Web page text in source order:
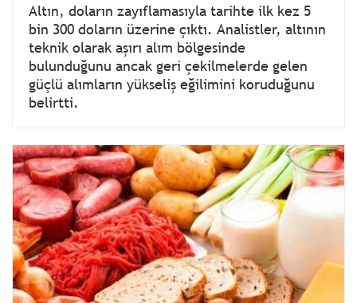
Altın, doların zayıflamasıyla tarihte ilk kez 5
bin 300 doların üzerine çıktı. Analistler, altının
teknik olarak aşırı alım bölgesinde
bulunduğunu ancak geri çekilmelerde gelen
güçlü alımların yükseliş eğilimini koruduğunu
belirtti.